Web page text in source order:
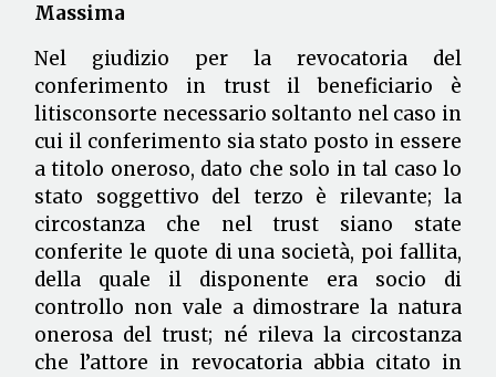
Massima
Nel giudizio per la revocatoria del
conferimento in trust il beneficiario è
litisconsorte necessario soltanto nel caso in
cui il conferimento sia stato posto in essere
a titolo oneroso, dato che solo in tal caso lo
stato soggettivo del terzo è rilevante; la
circostanza che nel trust siano state
conferite le quote di una società, poi fallita,
della quale il disponente era socio di
controllo non vale a dimostrare la natura
onerosa del trust; né rileva la circostanza
che l’attore in revocatoria abbia citato in